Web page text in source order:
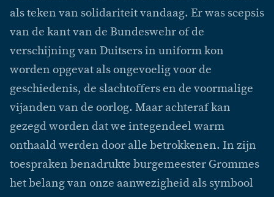
als teken van solidariteit vandaag. Er was scepsis
van de kant van de Bundeswehr of de
verschijning van Duitsers in uniform kon
worden opgevat als ongevoelig voor de
geschiedenis, de slachtoffers en de voormalige
vijanden van de oorlog. Maar achteraf kan
gezegd worden dat we integendeel warm
onthaald werden door alle betrokkenen. In zijn
toespraken benadrukte burgemeester Grommes
het belang van onze aanwezigheid als symbool